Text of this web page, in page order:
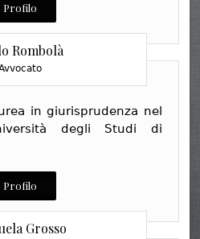
Profilo
Rombolà
in giurisprudenza nel
degli Studi di
Profilo
Grosso